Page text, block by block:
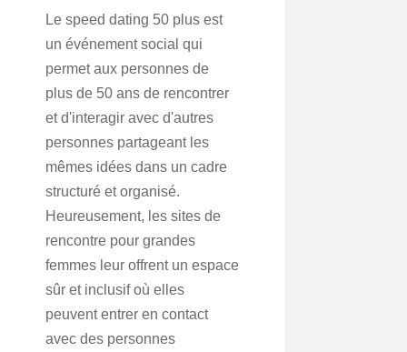
Le speed dating 50 plus est
un événement social qui
permet aux personnes de
plus de 50 ans de rencontrer
et d'interagir avec d'autres
personnes partageant les
mêmes idées dans un cadre
structuré et organisé.
Heureusement, les sites de
rencontre pour grandes
femmes leur offrent un espace
sûr et inclusif où elles
peuvent entrer en contact
avec des personnes